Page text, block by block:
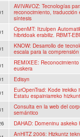
AVIVAVOZ: Tecnologías
reconocimiento,
síntesis
OpenMT: Itzulpen
hibridoak erabiliz. RBMT-
KNOW: Desarrollo de
escala para la
REMIXEE:
euskera
Edisyn
EurOpenTrad: Kode
Estatu espainiarreko
Consulta en la web del
semántico
DAHAD: Domeninu
AnHITZ 2006: Hizkuntz